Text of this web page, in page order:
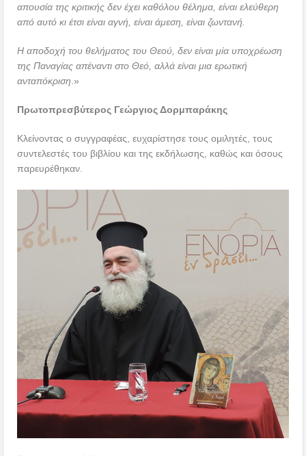
απουσία της κριτικής δεν έχει καθόλου θέλημα, είναι ελεύθερη
από αυτό κι έτσι είναι αγνή, είναι άμεση, είναι ζωντανή.
Η αποδοχή του θελήματος του Θεού, δεν είναι μία υποχρέωση
της Παναγίας απέναντι στο Θεό, αλλά είναι μια ερωτική
ανταπόκριση .»
Πρωτοπρεσβύτερος Γεώργιος Δορμπαράκης
Κλείνοντας ο συγγραφέας, ευχαρίστησε τους ομιλητές, τους
συντελεστές του βιβλίου και της εκδήλωσης, καθώς και όσους
παρευρέθηκαν.